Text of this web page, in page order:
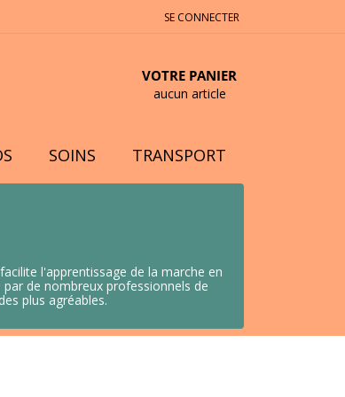
SE CONNECTER
VOTRE PANIER
aucun article
SOINS TRANSPORT
l'apprentissage de la marche en
de nombreux professionnels de
plus agréables.